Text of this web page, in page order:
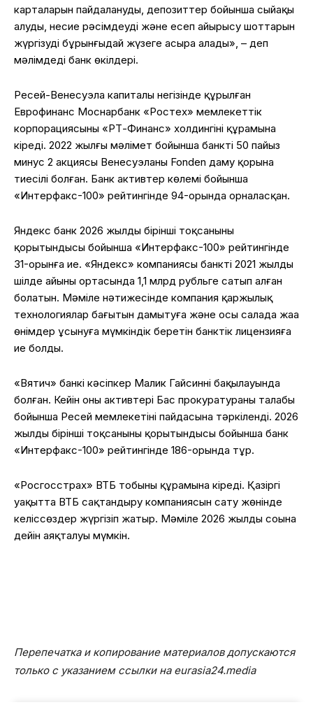
карталарын пайдалануды, депозиттер бойынша сыйақы
алуды, несие рәсімдеуді және есеп айырысу шоттарын
жүргізуді бұрынғыдай жүзеге асыра алады», – деп
мәлімдеді банк өкілдері.
Ресей-Венесуэла капиталы негізінде құрылған
Еврофинанс Моснарбанк «Ростех» мемлекеттік
корпорациясының «РТ-Финанс» холдингінің құрамына
кіреді. 2022 жылғы мәлімет бойынша банктің 50 пайыз
минус 2 акциясы Венесуэланың Fonden даму қорына
тиесілі болған. Банк активтер көлемі бойынша
«Интерфакс-100» рейтингінде 94-орында орналасқан.
Яндекс банк 2026 жылдың бірінші тоқсанының
қорытындысы бойынша «Интерфакс-100» рейтингінде
31-орынға ие. «Яндекс» компаниясы банкті 2021 жылдың
шілде айының ортасында 1,1 млрд рубльге сатып алған
болатын. Мәміле нәтижесінде компания қаржылық
технологиялар бағытын дамытуға және осы салада жаңа
өнімдер ұсынуға мүмкіндік беретін банктік лицензияға
ие болды.
«Вятич» банкі кәсіпкер Малик Гайсиннің бақылауында
болған. Кейін оның активтері Бас прокуратураның талабы
бойынша Ресей мемлекетінің пайдасына тәркіленді. 2026
жылдың бірінші тоқсанының қорытындысы бойынша банк
«Интерфакс-100» рейтингінде 186-орында тұр.
«Росгосстрах» ВТБ тобының құрамына кіреді. Қазіргі
уақытта ВТБ сақтандыру компаниясын сату жөнінде
келіссөздер жүргізіп жатыр. Мәміле 2026 жылдың соңына
дейін аяқталуы мүмкін.
Перепечатка и копирование материалов допускаются
только с указанием ссылки на eurasia24.media